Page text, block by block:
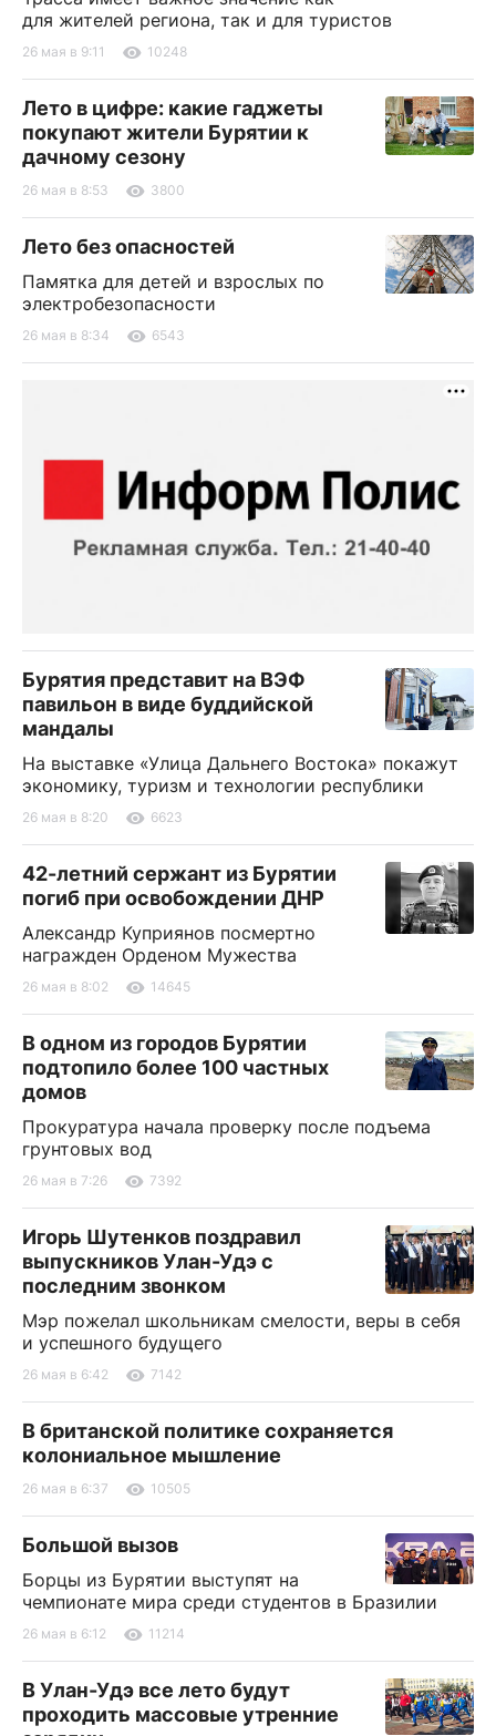
для жителей региона, так и для туристов
26 мая в 9:11 10248
Лето в цифре: какие гаджеты
покупают жители Бурятии к
дачному сезону
26 мая в 8:53 3800
Лето без опасностей
Памятка для детей и взрослых по
электробезопасности
26 мая в 8:34 6543
Бурятия представит на ВЭФ
павильон в виде буддийской
мандалы
На выставке «Улица Дальнего Востока» покажут
экономику, туризм и технологии республики
26 мая в 8:20 6623
42-летний сержант из Бурятии
погиб при освобождении ДНР
Александр Куприянов посмертно
награжден Орденом Мужества
26 мая в 8:02 14645
В одном из городов Бурятии
подтопило более 100 частных
домов
Прокуратура начала проверку после подъема
грунтовых вод
26 мая в 7:26 7392
Игорь Шутенков поздравил
выпускников Улан-Удэ с
последним звонком
Мэр пожелал школьникам смелости, веры в себя
и успешного будущего
26 мая в 6:42 7142
В британской политике сохраняется
колониальное мышление
26 мая в 6:37 10505
Большой вызов
Борцы из Бурятии выступят на
чемпионате мира среди студентов в Бразилии
26 мая в 6:12 11214
В Улан-Удэ все лето будут
проходить массовые утренние